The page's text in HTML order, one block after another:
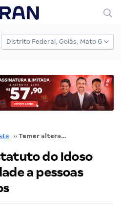
›› Temer altera Estatuto do Idoso para dar prioridade a pessoas acima de 80 anos
do Idoso
a pessoas